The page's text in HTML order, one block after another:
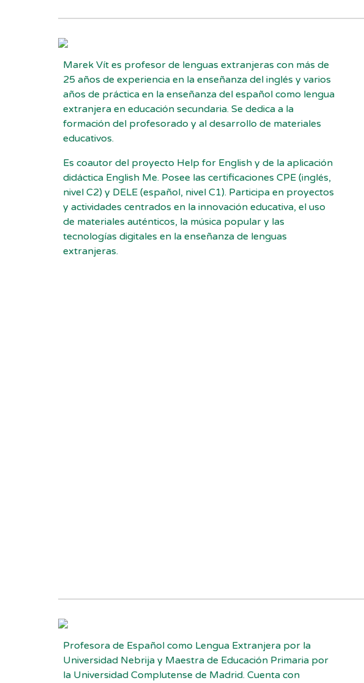
Marek Vít es profesor de lenguas extranjeras con más de
25 años de experiencia en la enseñanza del inglés y varios
años de práctica en la enseñanza del español como lengua
extranjera en educación secundaria. Se dedica a la
formación del profesorado y al desarrollo de materiales
educativos.
Es coautor del proyecto Help for English y de la aplicación
didáctica English Me. Posee las certificaciones CPE (inglés,
nivel C2) y DELE (español, nivel C1). Participa en proyectos
y actividades centrados en la innovación educativa, el uso
de materiales auténticos, la música popular y las
tecnologías digitales en la enseñanza de lenguas
extranjeras.
Profesora de Español como Lengua Extranjera por la
Universidad Nebrija y Maestra de Educación Primaria por
la Universidad Complutense de Madrid. Cuenta con